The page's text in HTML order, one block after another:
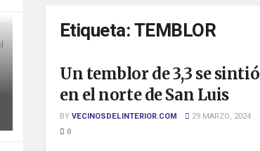
Etiqueta:TEMBLOR
Un temblor de 3,3 se sintió
en el norte de San Luis
BYVECINOSDELINTERIOR.COM
29 MARZO, 2024
0